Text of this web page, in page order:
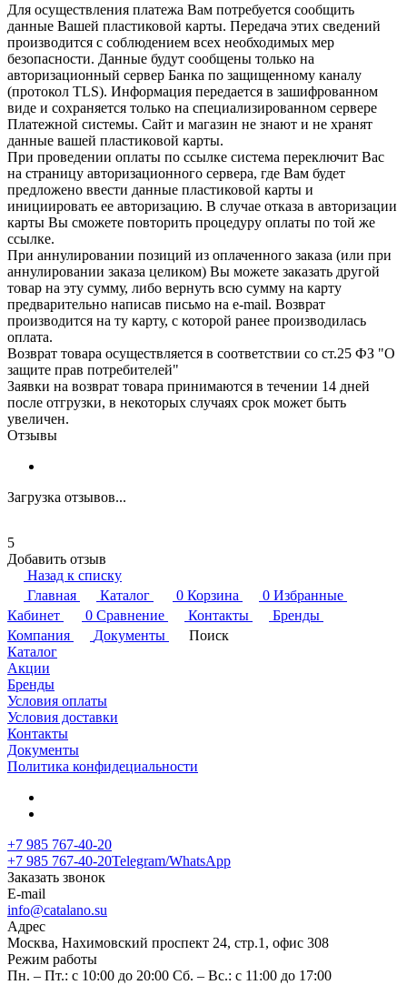
Для осуществления платежа Вам потребуется сообщить
данные Вашей пластиковой карты. Передача этих сведений
производится с соблюдением всех необходимых мер
безопасности. Данные будут сообщены только на
авторизационный сервер Банка по защищенному каналу
(протокол TLS). Информация передается в зашифрованном
виде и сохраняется только на специализированном сервере
Платежной системы. Сайт и магазин не знают и не хранят
данные вашей пластиковой карты.
При проведении оплаты по ссылке система переключит Вас
на страницу авторизационного сервера, где Вам будет
предложено ввести данные пластиковой карты и
инициировать ее авторизацию. В случае отказа в авторизации
карты Вы сможете повторить процедуру оплаты по той же
ссылке.
При аннулировании позиций из оплаченного заказа (или при
аннулировании заказа целиком) Вы можете заказать другой
товар на эту сумму, либо вернуть всю сумму на карту
предварительно написав письмо на e-mail. Возврат
производится на ту карту, с которой ранее производилась
оплата.
Возврат товара осуществляется в соответствии со ст.25 ФЗ "О
защите прав потребителей"
Заявки на возврат товара принимаются в течении 14 дней
после отгрузки, в некоторых случаях срок может быть
увеличен.
Отзывы
Загрузка отзывов...
5
Добавить отзыв
Назад к списку
Главная
Каталог 0 Корзина 0 Избранные
Кабинет
0 Сравнение Контакты
Бренды
Компания
Документы
Поиск
Каталог
Акции
Бренды
Условия оплаты
Условия доставки
Контакты
Документы
Политика конфидециальности
+7 985 767-40-20
+7 985 767-40-20Telegram/WhatsApp
Заказать звонок
E-mail
info@catalano.su
Адрес
Москва, Нахимовский проспект 24, стр.1, офис 308
Режим работы
Пн. – Пт.: с 10:00 до 20:00 Сб. – Вс.: с 11:00 до 17:00